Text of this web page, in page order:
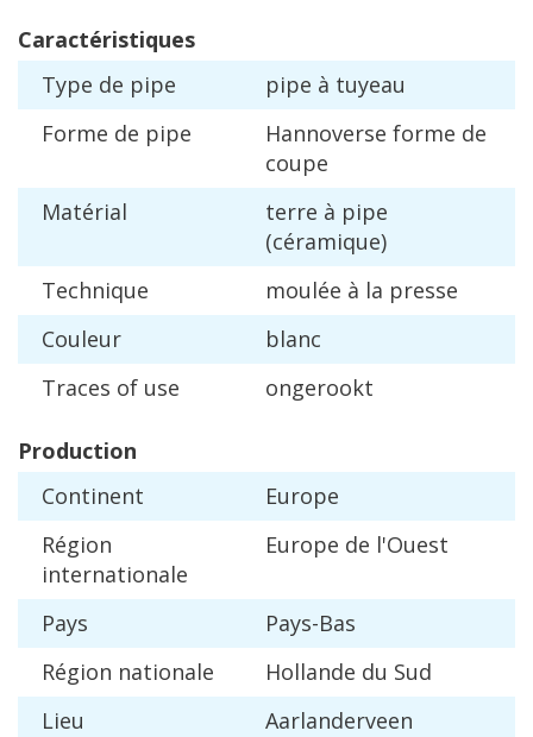
Caractéristiques
Type de pipe pipe à tuyeau
Forme de pipe Hannoverse forme de
coupe
Matérial terre à pipe
(céramique)
Technique
moulée à la presse
Couleur
blanc
Traces of use ongerookt
Production
Continent
Europe
Région
internationale
Europe de l'Ouest
Pays Pays-Bas
Région nationale Hollande du Sud
Lieu
Aarlanderveen